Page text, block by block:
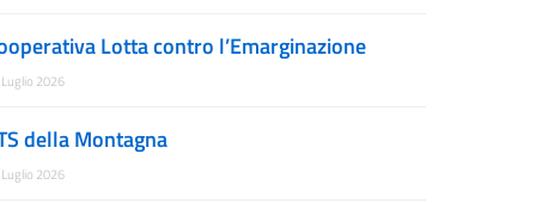
Lotta contro l’Emarginazione
2026
della Montagna
2026